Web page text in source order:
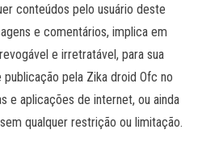
conteúdos pelo usuário deste
e comentários, implica em
e irretratável, para sua
pela Zika droid Ofc no
e aplicações de internet, ou ainda
qualquer restrição ou limitação.